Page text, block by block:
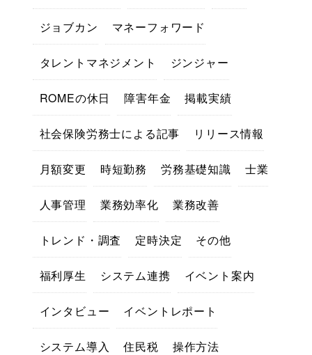
ジョブカン マネーフォワード
タレントマネジメント ジンジャー
ROMEの休日 障害年金 掲載実績
社会保険労務士による記事 リリース情報
月額変更 時短勤務 労務基礎知識 士業
人事管理 業務効率化 業務改善
トレンド・調査 定時決定 その他
福利厚生 システム連携 イベント案内
インタビュー イベントレポート
システム導入 住民税 操作方法